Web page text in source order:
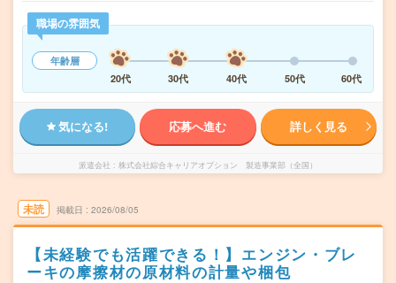
職場の雰囲気
年齢層
20代
30代 40代 50代 60代
気になる! 応募へ進む 詳しく見る
派遣会社 株式会社綜合キャリアオプション 製造事業部（全国）
未読 掲載日 2026/08/05
【未経験でも活躍できる！】エンジン・ブレ
ーキの摩擦材の原材料の計量や梱包